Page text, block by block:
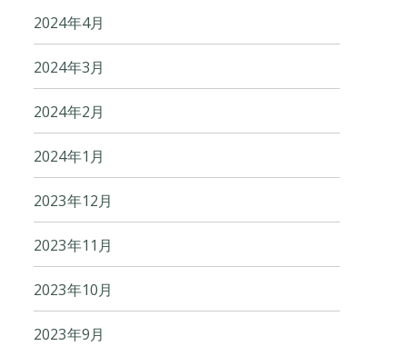
2024年4月
2024年3月
2024年2月
2024年1月
2023年12月
2023年11月
2023年10月
2023年9月